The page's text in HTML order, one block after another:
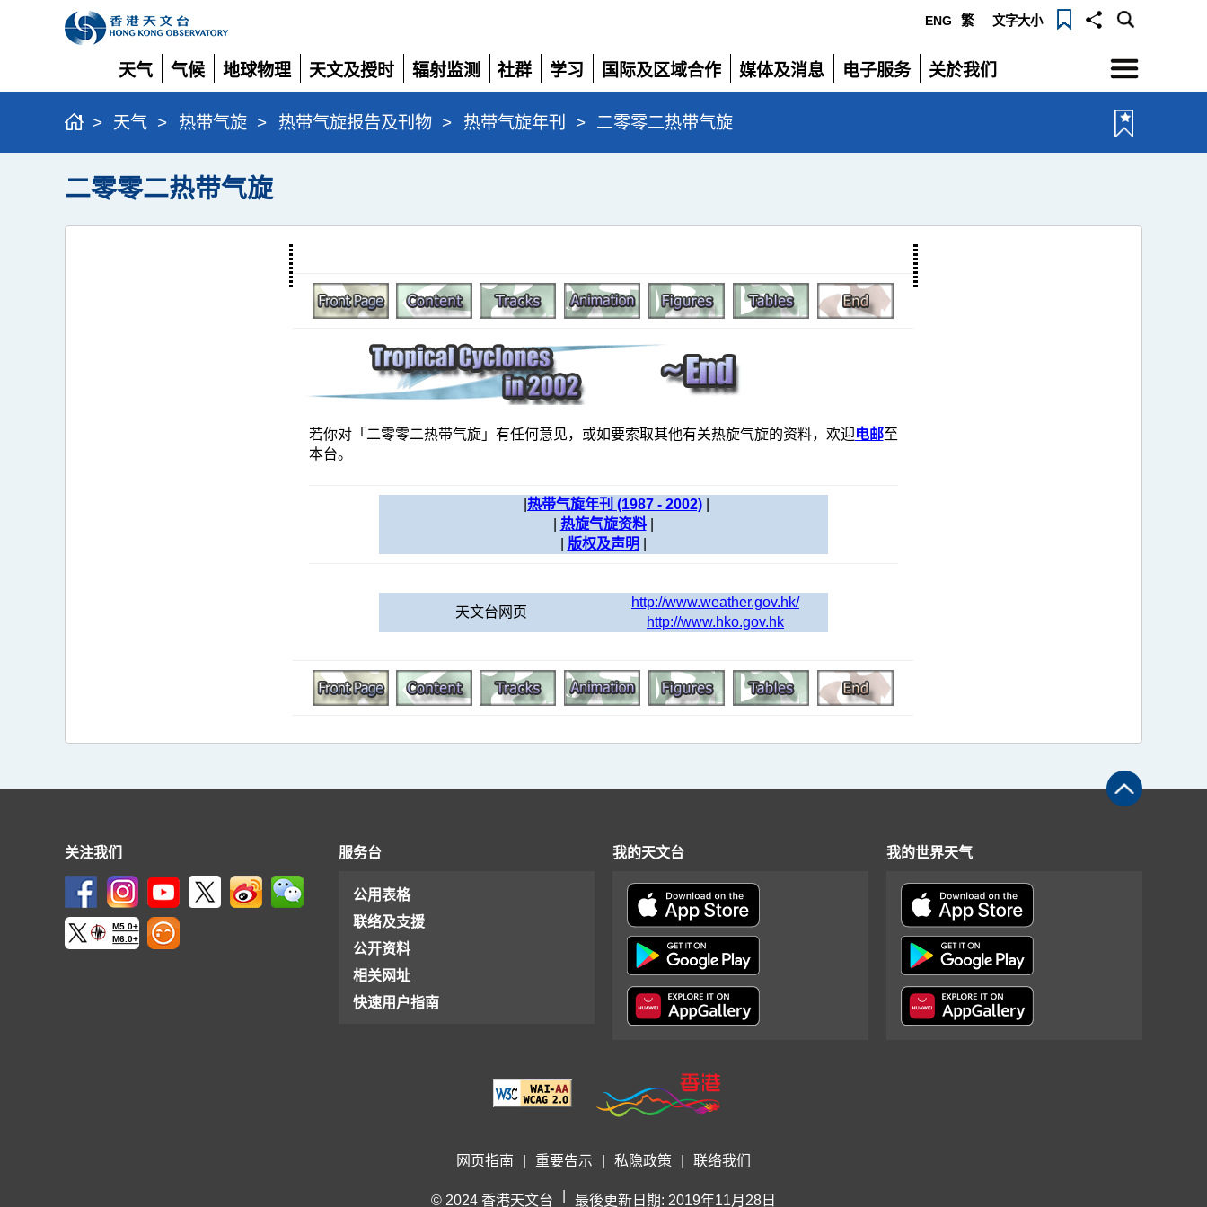
ENG 繁 文字大小
天气
展
开
气候
展
开
地球物理
展
开
天文及授时
展
开
辐射监测
展
开
社群
展
开
学习
展
开
国际及区域合作
展
开
媒体及消息
展
电子服务
展
关於我们
展
选
单
> 天气 > 热带气旋 > 热带气旋报告及刊物 > 热带气旋年刊 > 二零零二热带气旋
二零零二热带气旋
若你对「二零零二热带气旋」有任何意见，或如要索取其他有关热旋气旋的资料，欢迎电邮至
本台。
热带气旋年刊 (1987 - 2002)
热旋气旋资料|
版权及声明
天文台网页
http://www.weather.gov.hk/
http://www.hko.gov.hk
关注我们
M5.0+
M6.0+
服务台
公用表格
联络及支援
公开资料
相关网址
快速用户指南
我的天文台 我的世界天气
网页指南 重要告示 私隐政策 联络我们
© 2024 香港天文台 最後更新日期: 2019年11月28日